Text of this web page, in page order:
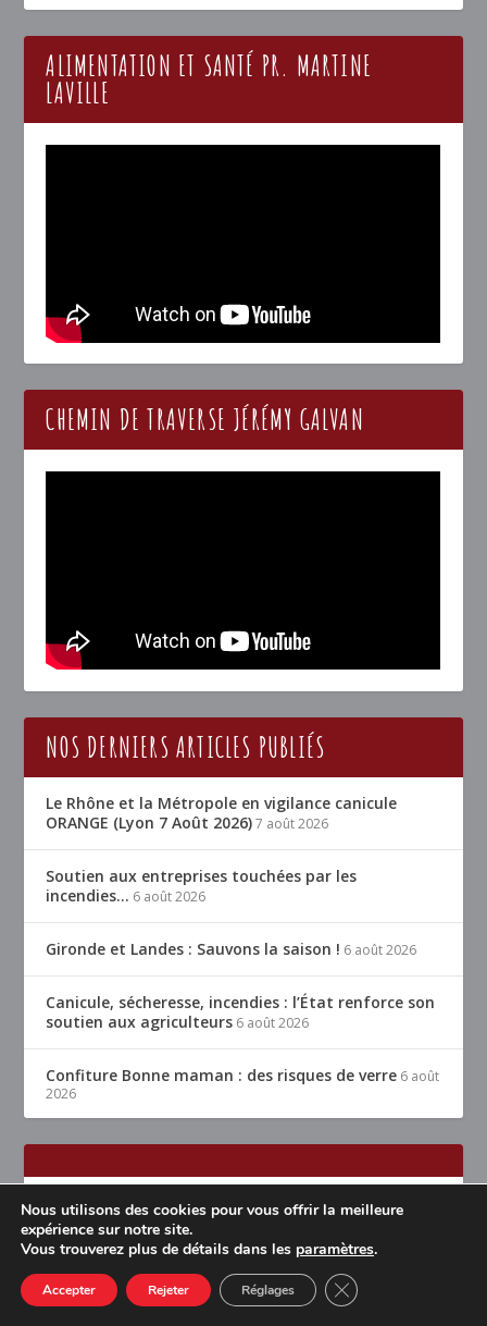
ALIMENTATION ET SANTÉ PR. MARTINE
LAVILLE
CHEMIN DE TRAVERSE JÉRÉMY GALVAN
NOS DERNIERS ARTICLES PUBLIÉS
Le Rhône et la Métropole en vigilance canicule
ORANGE (Lyon 7 Août 2026) 7 août 2026
Soutien aux entreprises touchées par les
incendies… 6 août 2026
Gironde et Landes : Sauvons la saison ! 6 août 2026
Canicule, sécheresse, incendies : l’État renforce son
soutien aux agriculteurs 6 août 2026
Confiture Bonne maman : des risques de verre 6 août
2026
Conçu parElegant Themes| Propulsé parWordPress
Nous utilisons des cookies pour vous offrir la meilleure
expérience sur notre site.
Vous trouverez plus de détails dans les paramètres.
Accepter Rejeter Réglages CLOSE GDPR